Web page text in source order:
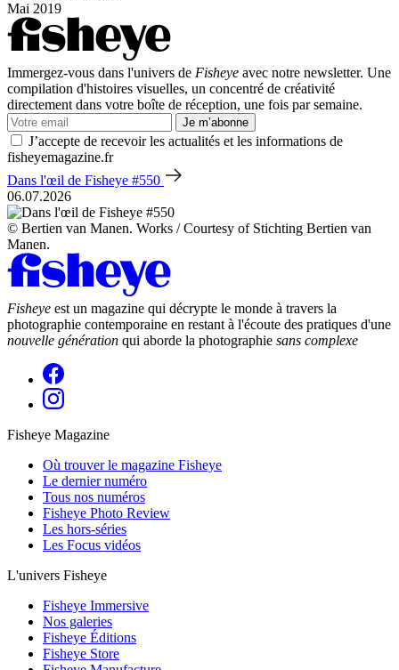
Mai 2019
Immergez-vous dans l'univers de Fisheye avec notre newsletter. Une
compilation d'histoires visuelles, un concentré de créativité
directement dans votre boîte de réception, une fois par semaine.
Je m’abonne
J’accepte de recevoir les actualités et les informations de
fisheyemagazine.fr
Dans l'œil de Fisheye #550
06.07.2026
© Bertien van Manen. Works / Courtesy of Stichting Bertien van
Manen.
Fisheye est un magazine qui décrypte le monde à travers la
photographie contemporaine en restant à l'écoute des pratiques d'une
nouvelle génération qui aborde la photographie sans complexe
Fisheye Magazine
Où trouver le magazine Fisheye
Le dernier numéro
Tous nos numéros
Fisheye Photo Review
Les hors-séries
Les Focus vidéos
L'univers Fisheye
Fisheye Immersive
Nos galeries
Fisheye Éditions
Fisheye Store